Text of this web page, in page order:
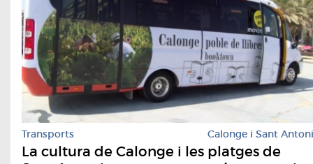
Transports Calonge i Sant Antoni
La cultura de Calonge i les platges de